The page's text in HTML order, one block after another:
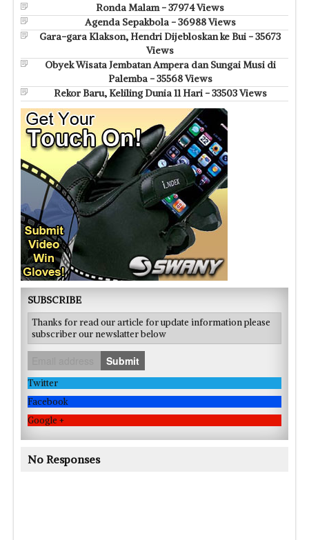
Ronda Malam - 37974 Views
Agenda Sepakbola - 36988 Views
Gara-gara Klakson, Hendri Dijebloskan ke Bui - 35673
Views
Obyek Wisata Jembatan Ampera dan Sungai Musi di
Palemba - 35568 Views
Rekor Baru, Keliling Dunia 11 Hari - 33503 Views
SUBSCRIBE
Thanks for read our article for update information please
subscriber our newslatter below
Submit
Twitter
Facebook
Google +
No Responses